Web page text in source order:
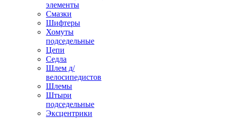
элементы
Смазки
Шифтеры
Хомуты
подседельные
Цепи
Седла
Шлем д/
велосипедистов
Шлемы
Штыри
подседельные
Эксцентрики